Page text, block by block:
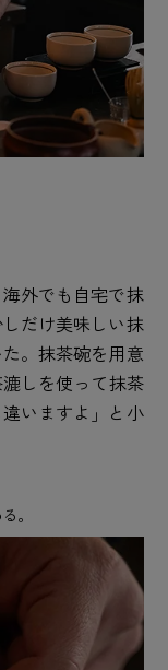
外でも自宅で抹
だけ美味しい抹
。抹茶碗を用意
しを使って抹茶
いますよ」と小
。